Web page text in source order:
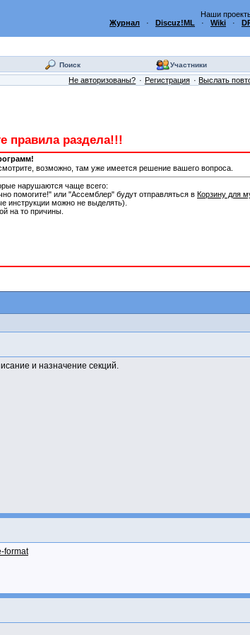
Наши
Журнал · Discuz!ML · Wiki ·
Поиск Участники
Не авторизованы? Регистрация Выслать
правила раздела!!!
возможно, там уже имеется решение вашего вопроса.
нарушаются чаще всего:
помогите!" или "Ассемблер" будут отправляться в Корзину для
инструкции можно не выделять).
на то причины.
и назначение секций.
format